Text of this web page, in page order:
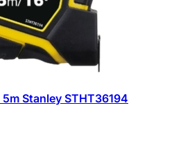
Stanley STHT36194